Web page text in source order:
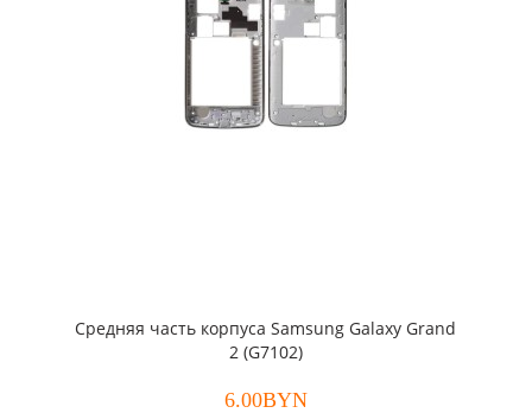
Средняя часть корпуса Samsung Galaxy Grand
2 (G7102)
6.00BYN